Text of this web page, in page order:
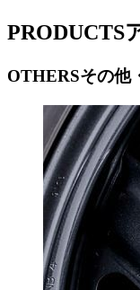
PRODUCTS
OTHERSその他